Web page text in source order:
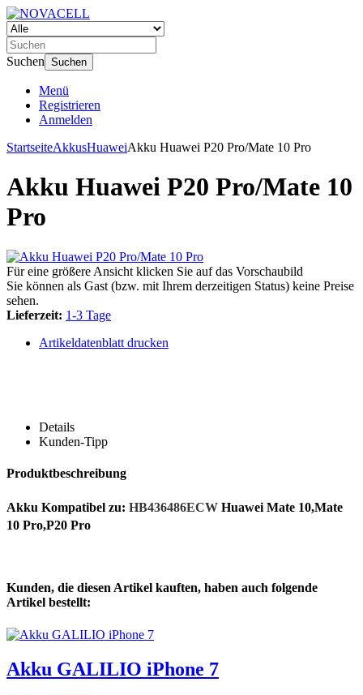
Suchen Suchen
Menü
Registrieren
Anmelden
StartseiteAkkusHuaweiAkku Huawei P20 Pro/Mate 10 Pro
Akku Huawei P20 Pro/Mate 10
Pro
Für eine größere Ansicht klicken Sie auf das Vorschaubild
Sie können als Gast (bzw. mit Ihrem derzeitigen Status) keine Preise
sehen.
Lieferzeit: 1-3 Tage
Artikeldatenblatt drucken
Details
Kunden-Tipp
Produktbeschreibung
Akku Kompatibel zu: HB436486ECW Huawei Mate 10,Mate
10 Pro,P20 Pro
Kunden, die diesen Artikel kauften, haben auch folgende
Artikel bestellt:
Akku GALILIO iPhone 7